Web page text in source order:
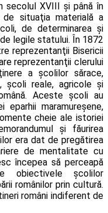
secolul XVIII şi până în
situaţia materială a
de determinarea şi
legile statului. În 1872
reprezentanţii Bisericii
reprezentanţii clerului
a şcolilor sărace,
şcoli reale, agricole şi
Aceste şcoli au
maramureşene,
cheie ale istoriei
şi făurirea
era dat de pregătirea
de mentalitate cu
începea să perceapă
obiectivele şcolilor
românilor prin cultură.
români indiferent de